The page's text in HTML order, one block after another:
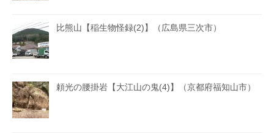
比熊山【稲生物怪録(2)】（広島県三次市）
頼光の腰掛岩【大江山の鬼(4)】（京都府福知山市）